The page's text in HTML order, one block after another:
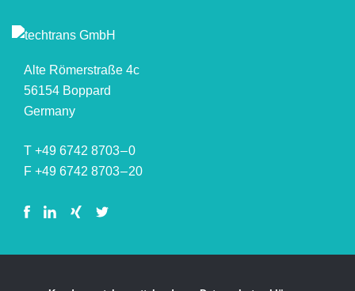
Alte Römerstraße 4c
56154 Boppard
Germany
T +49 6742 8703 – 0
F +49 6742 8703 – 20